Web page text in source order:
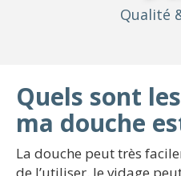
Qualité
Quels sont
ma douche
La douche peut très